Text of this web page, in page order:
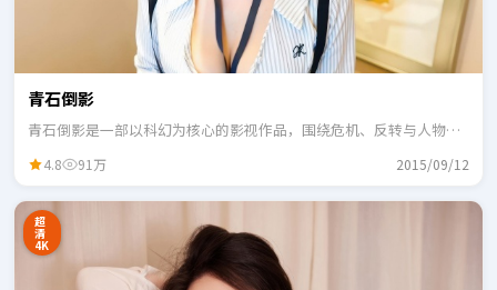
青石倒影
青石倒影是一部以科幻为核心的影视作品，围绕危机、反转与人物成
4.8 91万 2015/09/12
超
清
4K